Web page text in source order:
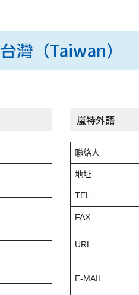
台灣（Taiwan）
嵐特外語
聯絡人
地址
TEL
FAX
URL
E-MAIL